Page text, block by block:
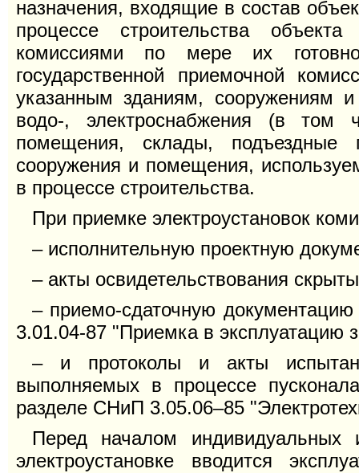
назначения, входящие в состав
процессе строительства
комиссиями по мере их
государственной приемочной
указанным зданиям, сооружениям
водо-, электроснабжения (в
помещения, склады,
сооружения и помещения,
в процессе строительства.
При приемке электроустановок
– исполнительную проектную
– акты освидетельствования
– приемо-сдаточную
3.01.04-87 "Приемка в эксплуатацию
– и протоколы и акты
выполняемых в процессе
разделе СНиП 3.05.06–85
Перед началом индивидуальных
электроустановке вводится